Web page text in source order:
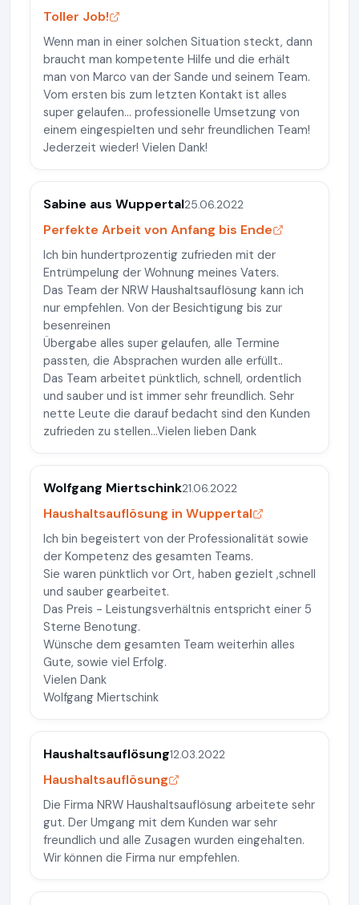
Toller Job!
Wenn man in einer solchen Situation steckt, dann
braucht man kompetente Hilfe und die erhält
man von Marco van der Sande und seinem Team.
Vom ersten bis zum letzten Kontakt ist alles
super gelaufen... professionelle Umsetzung von
einem eingespielten und sehr freundlichen Team!
Jederzeit wieder! Vielen Dank!
Sabine aus Wuppertal25.06.2022
Perfekte Arbeit von Anfang bis Ende
Ich bin hundertprozentig zufrieden mit der
Entrümpelung der Wohnung meines Vaters.
Das Team der NRW Haushaltsauflösung kann ich
nur empfehlen. Von der Besichtigung bis zur
besenreinen
Übergabe alles super gelaufen, alle Termine
passten, die Absprachen wurden alle erfüllt..
Das Team arbeitet pünktlich, schnell, ordentlich
und sauber und ist immer sehr freundlich. Sehr
nette Leute die darauf bedacht sind den Kunden
zufrieden zu stellen...Vielen lieben Dank
Wolfgang Miertschink21.06.2022
Haushaltsauflösung in Wuppertal
Ich bin begeistert von der Professionalität sowie
der Kompetenz des gesamten Teams.
Sie waren pünktlich vor Ort, haben gezielt ,schnell
und sauber gearbeitet.
Das Preis - Leistungsverhältnis entspricht einer 5
Sterne Benotung.
Wünsche dem gesamten Team weiterhin alles
Gute, sowie viel Erfolg.
Vielen Dank
Wolfgang Miertschink
Haushaltsauflösung12.03.2022
Haushaltsauflösung
Die Firma NRW Haushaltsauflösung arbeitete sehr
gut. Der Umgang mit dem Kunden war sehr
freundlich und alle Zusagen wurden eingehalten.
Wir können die Firma nur empfehlen.